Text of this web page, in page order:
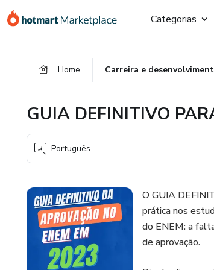
para
para
para
Categorias
Home Carreira e
GUIA DEFINITIVO
Português
O GUIA
prática nos
do ENEM: a
de aprovação.